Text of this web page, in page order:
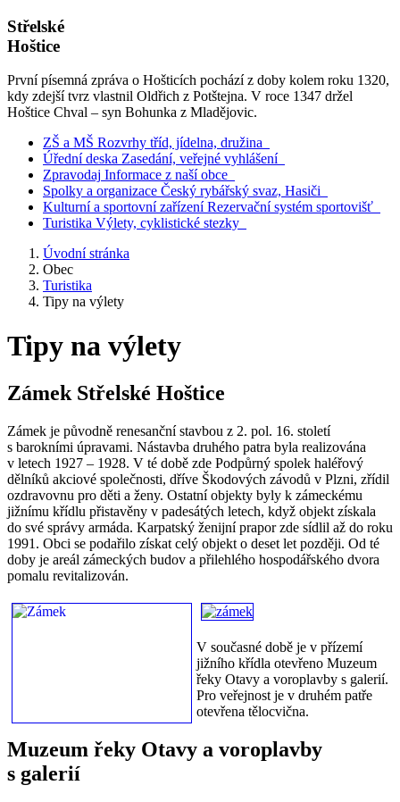
Střelské
Hoštice
První písemná zpráva o Hošticích pochází z doby kolem roku 1320,
kdy zdejší tvrz vlastnil Oldřich z Potštejna. V roce 1347 držel
Hoštice Chval – syn Bohunka z Mladějovic.
ZŠ a MŠ Rozvrhy tříd, jídelna, družina
Úřední deska Zasedání, veřejné vyhlášení
Zpravodaj Informace z naší obce
Spolky a organizace Český rybářský svaz, Hasiči
Kulturní a sportovní zařízení Rezervační systém sportovišť
Turistika Výlety, cyklistické stezky
Úvodní stránka
Obec
Turistika
Tipy na výlety
Tipy na výlety
Zámek Střelské Hoštice
Zámek je původně renesanční stavbou z 2. pol. 16. století
s barokními úpravami. Nástavba druhého patra byla realizována
v letech 1927 – 1928. V té době zde Podpůrný spolek haléřový
dělníků akciové společnosti, dříve Škodových závodů v Plzni, zřídil
ozdravovnu pro děti a ženy. Ostatní objekty byly k zámeckému
jižnímu křídlu přistavěny v padesátých letech, když objekt získala
do své správy armáda. Karpatský ženijní prapor zde sídlil až do roku
1991. Obci se podařilo získat celý objekt o deset let později. Od té
doby je areál zámeckých budov a přilehlého hospodářského dvora
pomalu revitalizován.
V současné době je v přízemí
jižního křídla otevřeno Muzeum
řeky Otavy a voroplavby s galerií.
Pro veřejnost je v druhém patře
otevřena tělocvična.
Muzeum řeky Otavy a voroplavby
s galerií